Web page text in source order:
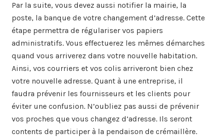
Par la suite, vous devez aussi notifier la mairie, la
poste, la banque de votre changement d’adresse. Cette
étape permettra de régulariser vos papiers
administratifs. Vous effectuerez les mêmes démarches
quand vous arriverez dans votre nouvelle habitation.
Ainsi, vos courriers et vos colis arriveront bien chez
votre nouvelle adresse. Quant à une entreprise, il
faudra prévenir les fournisseurs et les clients pour
éviter une confusion. N’oubliez pas aussi de prévenir
vos proches que vous changez d’adresse. Ils seront
contents de participer à la pendaison de crémaillère.